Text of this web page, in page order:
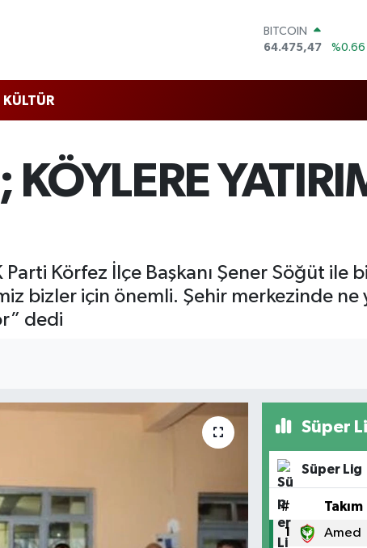
DOLAR
47,5971
%0.05
55,1336
%0.18
BİST100
13.703
%0
KÜLTÜR
KÖYLERE
Körfez İlçe Başkanı Şener Söğüt ile
bizler için önemli. Şehir merkezinde ne
dedi
Süper
Süper Lig
# Takım
1 Amed